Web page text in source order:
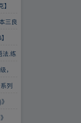
三良
法.练
，
画列